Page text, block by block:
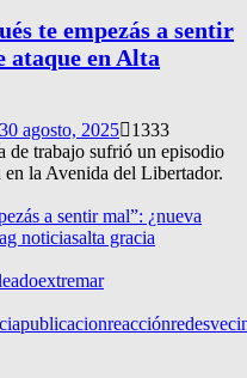
te empezás a sentir
ataque en Alta
30 agosto, 2025
1333
de trabajo sufrió un episodio
en la Avenida del Libertador.
a sentir mal”: ¿nueva
ag noticiasalta gracia
extremar
publicacionreacciónredes